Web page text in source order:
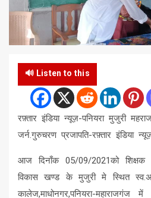
🔊 Listen to this
रफ़्तार इंडिया न्यूज़-पनियरा मुजुरी
जर्न.गुरुचरण प्रजापति-रफ़्तार इंडिया
आज दिनाँक 05/09/2021को
विकास खण्ड के मुजुरी मे स्थित
कालेज,माधोनगर,पनियरा-महाराजगंज